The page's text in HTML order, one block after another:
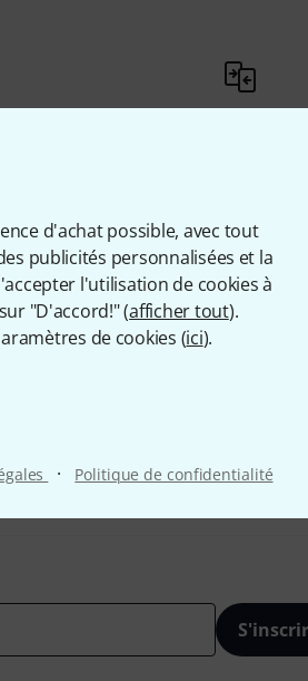
d'achat possible, avec tout
publicités personnalisées et la
l'utilisation de cookies à
"D'accord!" (afficher tout).
de cookies (ici).
· Politique de confidentialité